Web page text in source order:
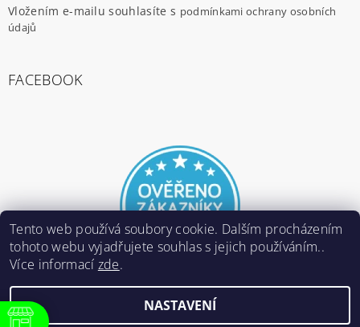
Vložením e-mailu souhlasíte s podmínkami ochrany osobních
údajů
FACEBOOK
E-ARMY.cz, všechna práva vyhrazena
Tento web používá soubory cookie. Dalším procházením
tohoto webu vyjadřujete souhlas s jejich používáním..
Více informací zde.
NASTAVENÍ